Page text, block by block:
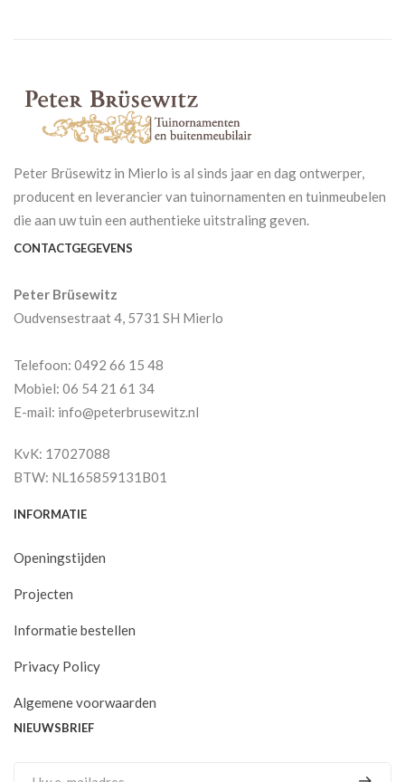
Peter Brüsewitz in Mierlo is al sinds jaar en dag ontwerper,
producent en leverancier van tuinornamenten en tuinmeubelen
die aan uw tuin een authentieke uitstraling geven.
CONTACTGEGEVENS
Peter Brüsewitz
Oudvensestraat 4, 5731 SH Mierlo
Telefoon: 0492 66 15 48
Mobiel: 06 54 21 61 34
E-mail: info@peterbrusewitz.nl
KvK: 17027088
BTW: NL165859131B01
INFORMATIE
Openingstijden
Projecten
Informatie bestellen
Privacy Policy
Algemene voorwaarden
NIEUWSBRIEF